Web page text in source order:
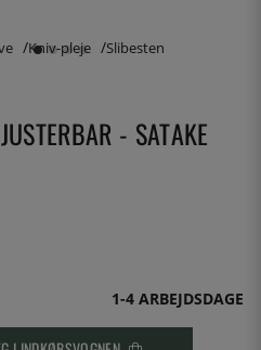
Kniv-pleje Slibesten
- SATAKE
1-4 ARBEJDSDAGE